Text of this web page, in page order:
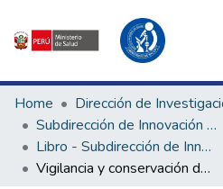
Communities & Collections
All of DSpace
Statistics
Estadísticas Externas
Home
Subdirección de Innovación en Salud
Libro - Subdirección de Innovación en Salud
Vigilancia y conservación de alimentos